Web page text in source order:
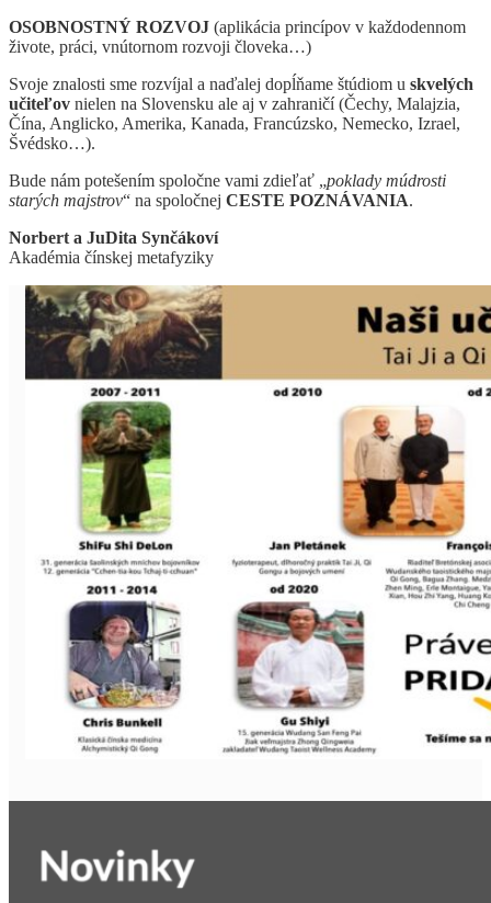
OSOBNOSTNÝ ROZVOJ (aplikácia princípov v každodennom
živote, práci, vnútornom rozvoji človeka…)
Svoje znalosti sme rozvíjal a naďalej dopĺňame štúdiom u skvelých
učiteľov nielen na Slovensku ale aj v zahraničí (Čechy, Malajzia,
Čína, Anglicko, Amerika, Kanada, Francúzsko, Nemecko, Izrael,
Švédsko…).
Bude nám potešením spoločne vami zdieľať „poklady múdrosti
starých majstrov“ na spoločnej CESTE POZNÁVANIA.
Norbert a JuDita Synčákoví
Akadémia čínskej metafyziky